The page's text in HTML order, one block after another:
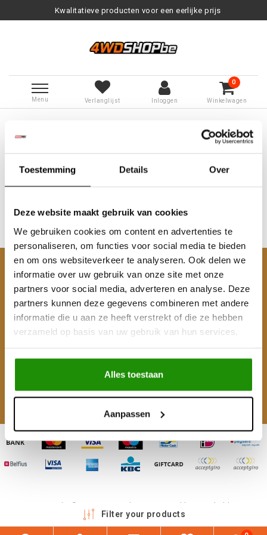
Toestemming Details Over
Deze website maakt gebruik van cookies
We gebruiken cookies om content en advertenties te
personaliseren, om functies voor social media te bieden
en om ons websiteverkeer te analyseren. Ook delen we
informatie over uw gebruik van onze site met onze
partners voor social media, adverteren en analyse. Deze
partners kunnen deze gegevens combineren met andere
informatie die u aan ze heeft verstrekt of die ze hebben
verzameld op basis van uw gebruik van hun services.
Alles toestaan
Aanpassen
Kwalitatieve producten voor een eerlijke prijs
Menu Verlanglijst Inloggen
0
Winkelwagen
Producten getagd met lekkende
dieseltank nissan patrol
Geen producten gevonden!...
Klantenservice
Mijn account
Categorieën
Contactgegevens
Volg ons
Copyright © 2026 - 4WD Shop | Powered by emarkable
Filter your products